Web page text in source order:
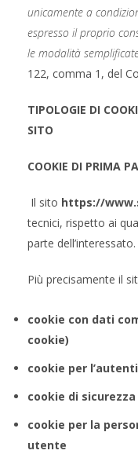
unicamente a
espresso il proprio
le modalità
122, comma 1, del
TIPOLOGIE DI
SITO
COOKIE DI PRIMA
Il sito https://
tecnici, rispetto ai
parte dell’interessato.
Più precisamente il
cookie con dati
cookie)
cookie per
cookie di
cookie per la
utente